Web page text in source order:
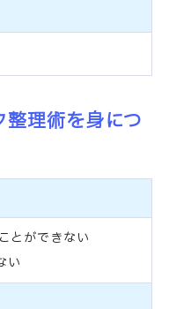
理術を身につ
とができない
い